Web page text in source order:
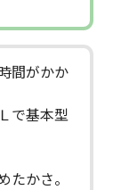
がかか
基本型
かさ。